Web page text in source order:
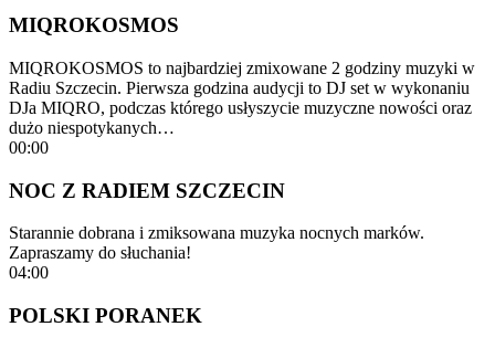
MIQROKOSMOS
MIQROKOSMOS to najbardziej zmixowane 2 godziny muzyki w
Radiu Szczecin. Pierwsza godzina audycji to DJ set w wykonaniu
DJa MIQRO, podczas którego usłyszycie muzyczne nowości oraz
dużo niespotykanych…
00:00
NOC Z RADIEM SZCZECIN
Starannie dobrana i zmiksowana muzyka nocnych marków.
Zapraszamy do słuchania!
04:00
POLSKI PORANEK